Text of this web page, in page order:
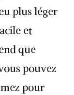
plus léger
et
que
pouvez
pour